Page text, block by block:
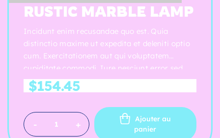
Note4.00
sur 5
RUSTIC MARBLE LAMP
Incidunt enim recusandae quo est. Quia
distinctio maxime ut expedita et deleniti optio
cum. Exercitationem aut qui voluptatem
cupiditate commodi. Iure nesciunt error sed
nihil dolores amet.
$154.45
- +
Ajouter au
panier